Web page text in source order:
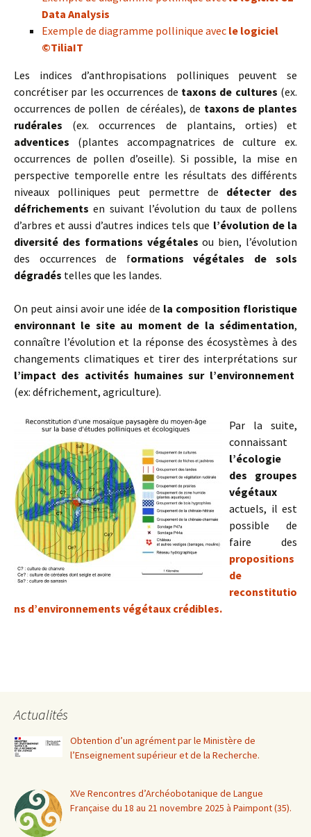
Data Analysis
Exemple de diagramme pollinique avec le logiciel
©TiliaIT
Les indices d’anthropisations polliniques peuvent se
concrétiser par les occurrences de taxons de cultures (ex.
occurrences de pollen de céréales), de taxons de plantes
rudérales (ex. occurrences de plantains, orties) et
adventices (plantes accompagnatrices de culture ex.
occurrences de pollen d’oseille). Si possible, la mise en
perspective temporelle entre les résultats des différents
niveaux polliniques peut permettre de détecter des
défrichements en suivant l’évolution du taux de pollens
d’arbres et aussi d’autres indices tels que l’évolution de la
diversité des formations végétales ou bien, l’évolution
des occurrences de formations végétales de sols
dégradés telles que les landes.
On peut ainsi avoir une idée de la composition floristique
environnant le site au moment de la sédimentation,
connaître l’évolution et la réponse des écosystèmes à des
changements climatiques et tirer des interprétations sur
l’impact des activités humaines sur l’environnement
(ex: défrichement, agriculture).
Par la suite,
connaissant
l’écologie
des groupes
végétaux
actuels, il est
possible de
faire des
propositions
de
reconstitutio
ns d’environnements végétaux crédibles.
Actualités
Obtention d’un agrément par le Ministère de
l’Enseignement supérieur et de la Recherche.
XVe Rencontres d’Archéobotanique de Langue
Française du 18 au 21 novembre 2025 à Paimpont (35).